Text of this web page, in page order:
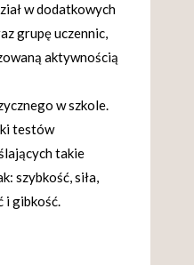
w dodatkowych
grupę uczennic,
aktywnością
w szkole.
testów
takie
szybkość, siła,
i gibkość.